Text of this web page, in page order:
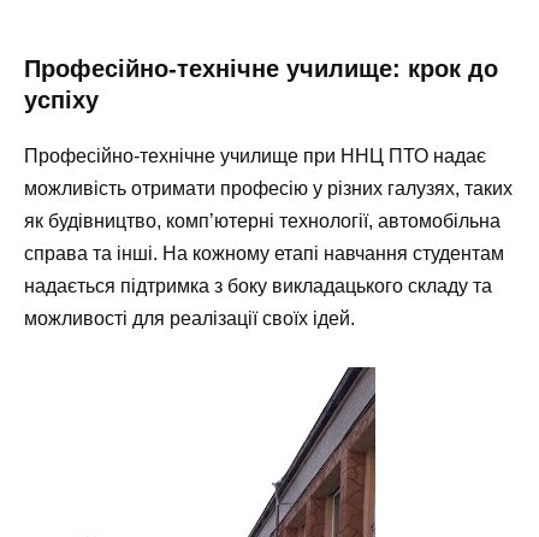
Професійно-технічне училище: крок до
успіху
Професійно-технічне училище при ННЦ ПТО надає
можливість отримати професію у різних галузях, таких
як будівництво, комп’ютерні технології, автомобільна
справа та інші. На кожному етапі навчання студентам
надається підтримка з боку викладацького складу та
можливості для реалізації своїх ідей.